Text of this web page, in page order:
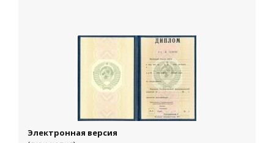
Электронная версия